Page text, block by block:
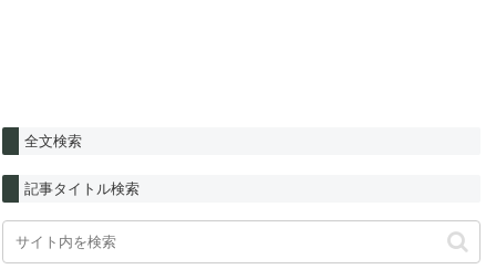
全文検索
記事タイトル検索